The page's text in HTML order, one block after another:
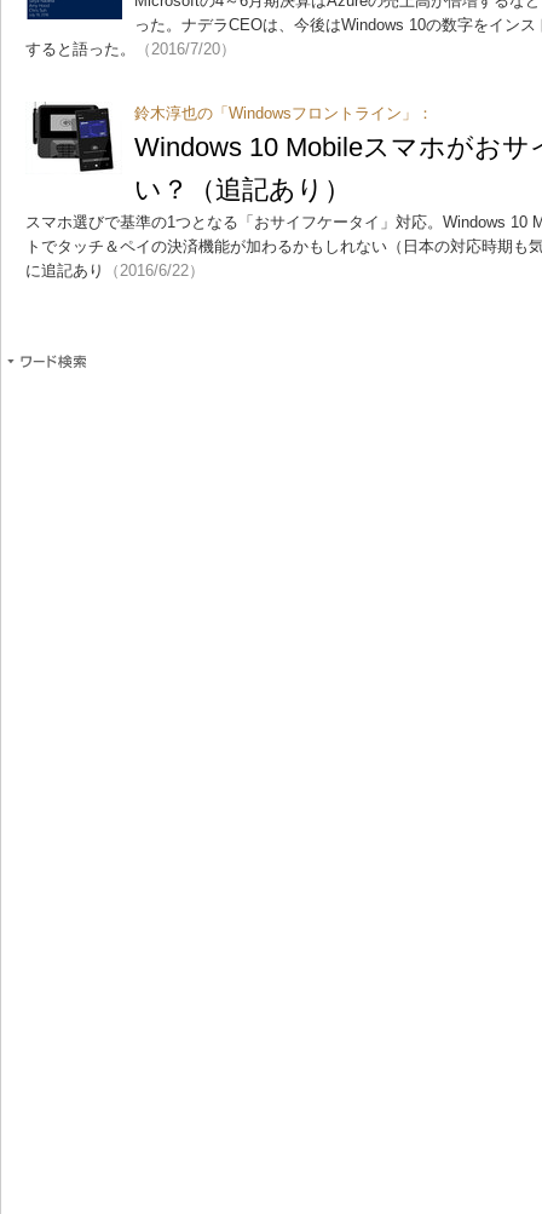
った。ナデラCEOは、今後はWindows 10の数字をイン
すると語った。
（2016/7/20）
鈴木淳也の「Windowsフロントライン」：
Windows 10 Mobileスマホがお
い？（追記あり）
スマホ選びで基準の1つとなる「おサイフケータイ」対応。Windows 10
トでタッチ＆ペイの決済機能が加わるかもしれない（日本の対応時期
に追記あり
（2016/6/22）